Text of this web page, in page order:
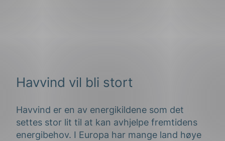
Havvind vil bli stort
Havvind er en av energikildene som det
settes stor lit til at kan avhjelpe fremtidens
energibehov. I Europa har mange land høye